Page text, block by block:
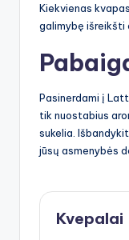
Kiekvienas
galimybę išreikšti
Pasinerdami į
tik nuostabius
sukelia.
jūsų asmenybės
Kvepalai